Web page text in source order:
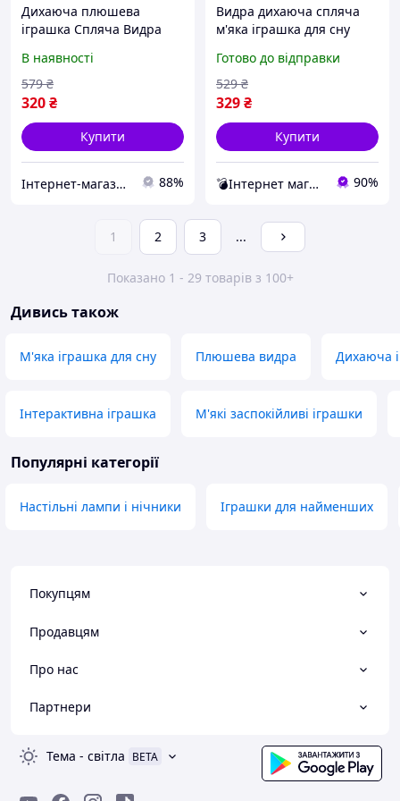
Дихаюча плюшева
іграшка Спляча Видра
дихаюча м'яка іграшка
В наявності
320₴
579 ₴
Купити
Інтернет-магазин "Vel24" 88%
Видра дихаюча спляча
м'яка іграшка для сну
музикою та
підсвічуванням
Готово до відправки
329₴
529 ₴
Купити
💣Інтернет магазин товарів для дому - ALL MIX💣 90%
1 2 3 ...
Показано 1 - 29 товарів з 100+
Дивись також
М'яка іграшка для сну Плюшева видра Дихаюча
Інтерактивна іграшка М'які заспокійливі іграшки
Популярні категорії
Настільні лампи і нічники Іграшки для найменших
Покупцям
Продавцям
Про нас
Партнери
Тема - світла BETA